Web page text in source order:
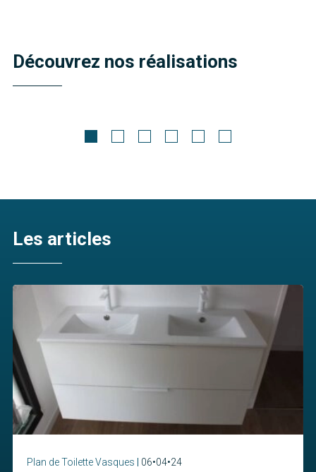
Découvrez nos réalisations
Découvrir
Les articles
Plan de Toilette Vasques 06•04•24